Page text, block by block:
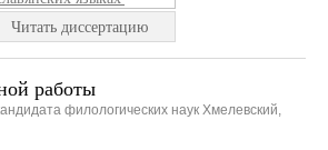
Читать диссертацию
работы
филологических наук Хмелевский,